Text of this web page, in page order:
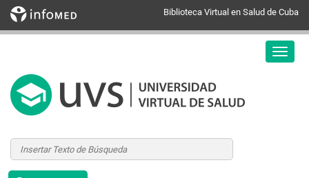
Biblioteca Virtual en Salud de Cuba